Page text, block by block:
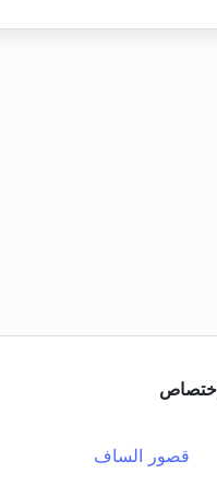
قصور الساف